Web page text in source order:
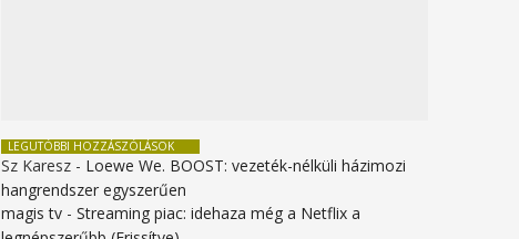
LEGUTÓBBI HOZZÁSZÓLÁSOK
Sz Karesz - Loewe We. BOOST: vezeték-nélküli házimozi
hangrendszer egyszerűen
magis tv -Streaming piac: idehaza még a Netflix a